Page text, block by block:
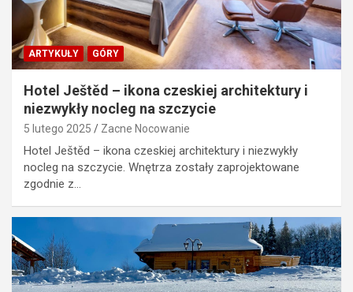
ARTYKUŁY GÓRY
Hotel Ještěd – ikona czeskiej architektury i
niezwykły nocleg na szczycie
5 lutego 2025 Zacne Nocowanie
Hotel Ještěd – ikona czeskiej architektury i niezwykły
nocleg na szczycie. Wnętrza zostały zaprojektowane
zgodnie z…